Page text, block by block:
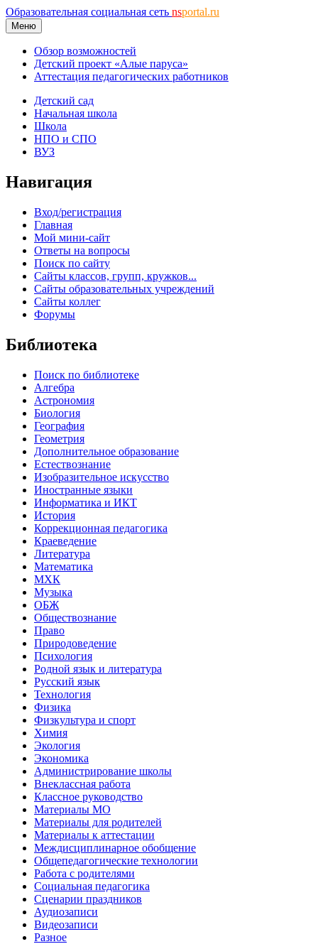
Образовательная социальная сеть nsportal.ru
Меню
Обзор возможностей
Детский проект «Алые паруса»
Аттестация педагогических работников
Детский сад
Начальная школа
Школа
НПО и СПО
ВУЗ
Навигация
Вход/регистрация
Главная
Мой мини-сайт
Ответы на вопросы
Поиск по сайту
Сайты классов, групп, кружков...
Сайты образовательных учреждений
Сайты коллег
Форумы
Библиотека
Поиск по библиотеке
Алгебра
Астрономия
Биология
География
Геометрия
Дополнительное образование
Естествознание
Изобразительное искусство
Иностранные языки
Информатика и ИКТ
История
Коррекционная педагогика
Краеведение
Литература
Математика
МХК
Музыка
ОБЖ
Обществознание
Право
Природоведение
Психология
Родной язык и литература
Русский язык
Технология
Физика
Физкультура и спорт
Химия
Экология
Экономика
Администрирование школы
Внеклассная работа
Классное руководство
Материалы МО
Материалы для родителей
Материалы к аттестации
Междисциплинарное обобщение
Общепедагогические технологии
Работа с родителями
Социальная педагогика
Сценарии праздников
Аудиозаписи
Видеозаписи
Разное